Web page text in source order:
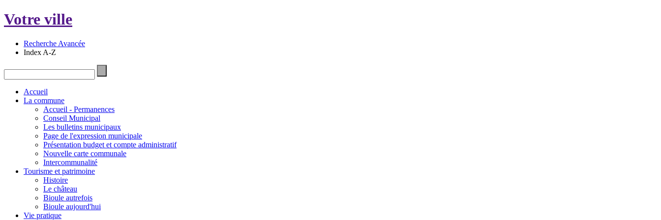
Votre ville
Recherche Avancée
Index A-Z
Accueil
La commune
Accueil - Permanences
Conseil Municipal
Les bulletins municipaux
Page de l'expression municipale
Présentation budget et compte administratif
Nouvelle carte communale
Intercommunalité
Tourisme et patrimoine
Histoire
Le château
Bioule autrefois
Bioule aujourd'hui
Vie pratique